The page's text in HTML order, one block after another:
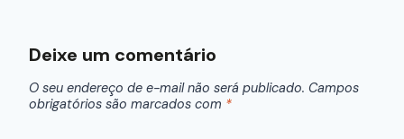
Deixe um comentário
O seu endereço de e-mail não será publicado. Campos
obrigatórios são marcados com *